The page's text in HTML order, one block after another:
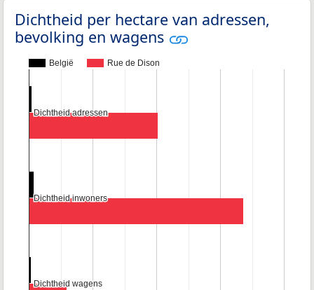
Dichtheid per hectare van adressen,
bevolking en wagens
België Rue de Dison
Dichtheid adressen
Dichtheid adressen
Dichtheid inwoners
Dichtheid inwoners
Dichtheid wagens
Dichtheid wagens